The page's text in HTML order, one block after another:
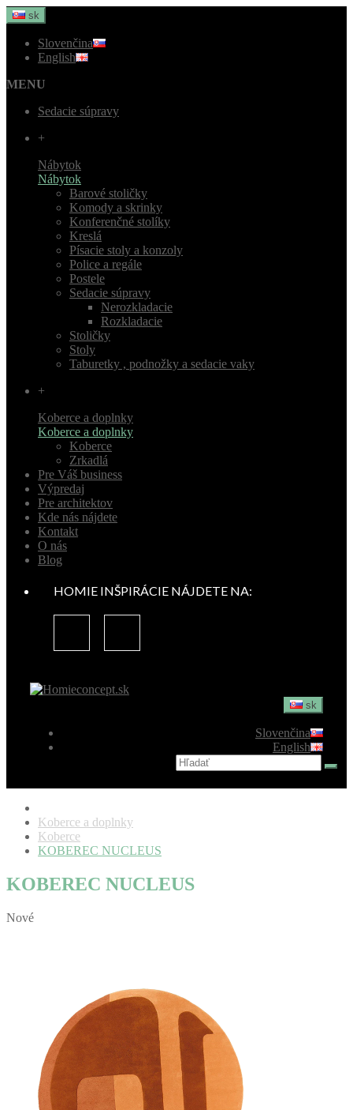
sk
Slovenčina
English
MENU
Sedacie súpravy
+
Nábytok
Nábytok
Barové stoličky
Komody a skrinky
Konferenčné stolíky
Kreslá
Písacie stoly a konzoly
Police a regále
Postele
Sedacie súpravy
Nerozkladacie
Rozkladacie
Stoličky
Stoly
Taburetky , podnožky a sedacie vaky
+
Koberce a doplnky
Koberce a doplnky
Koberce
Zrkadlá
Pre Váš business
Výpredaj
Pre architektov
Kde nás nájdete
Kontakt
O nás
Blog
HOMIE INŠPIRÁCIE NÁJDETE NA:
sk
Slovenčina
English
Koberce a doplnky
Koberce
KOBEREC NUCLEUS
KOBEREC NUCLEUS
Nové